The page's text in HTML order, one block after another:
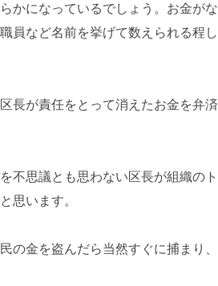
かになっているでしょう。お金がな
員など名前を挙げて数えられる程し
長が責任をとって消えたお金を弁済
不思議とも思わない区長が組織のト
思います。
の金を盗んだら当然すぐに捕まり、